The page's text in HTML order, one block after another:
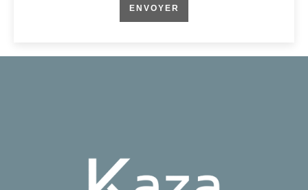
ENVOYER